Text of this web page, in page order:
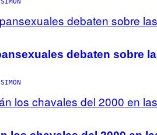
debaten sobre